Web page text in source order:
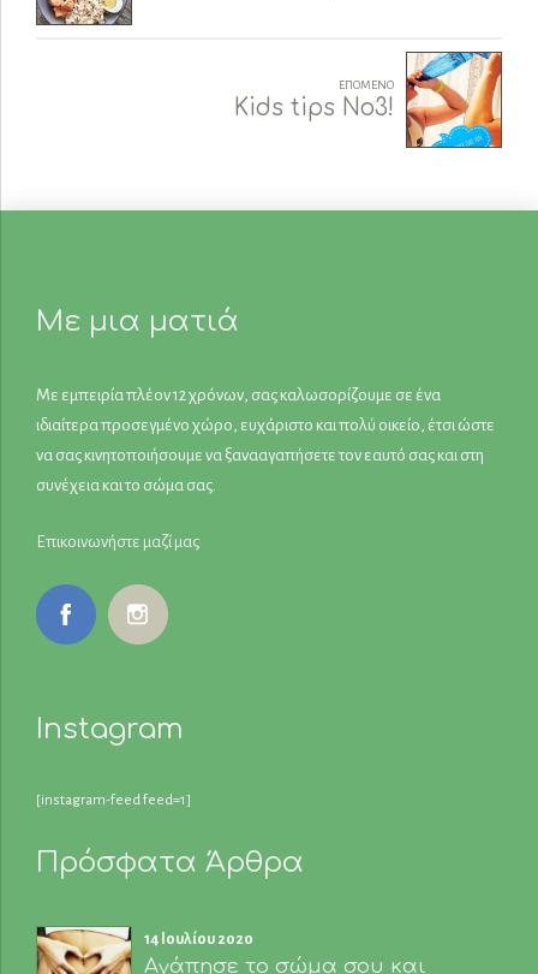
ΕΠΌΜΕΝΟ
Kids tips No3!
Με μια ματιά
Με εμπειρία πλέον 12 χρόνων, σας καλωσορίζουμε σε ένα
ιδιαίτερα προσεγμένο χώρο, ευχάριστο και πολύ οικείο, έτσι ώστε
να σας κινητοποιήσουμε να ξανααγαπήσετε τον εαυτό σας και στη
συνέχεια και το σώμα σας.
Επικοινωνήστε μαζί μας
Instagram
[instagram-feed feed=1]
Πρόσφατα Άρθρα
14 Ιουλίου 2020
Αγάπησε το σώμα σου και